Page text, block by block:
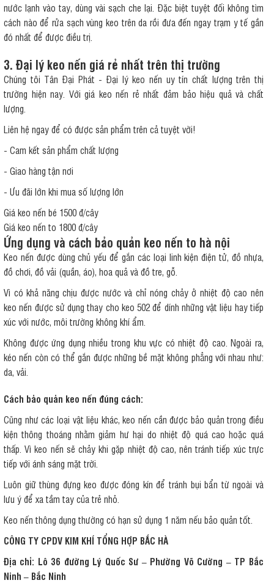
nước lạnh vào tay, dùng vài sạch che lại. Đặc biệt tuyệt đối không tìm
cách nào để rửa sạch vùng keo trên da rồi đưa đến ngay trạm y tế gần
đó nhất để được điều trị.
3. Đại lý keo nến giá rẻ nhất trên thị trường
Chúng tôi Tân Đại Phát - Đại lý keo nến uy tín chất lượng trên thị
trường hiện nay. Với giá keo nến rẻ nhất đảm bảo hiệu quả và chất
lượng.
Liên hệ ngay để có được sản phẩm trên cả tuyệt vời!
- Cam kết sản phẩm chất lượng
- Giao hàng tận nơi
- Ưu đãi lớn khi mua số lượng lớn
Giá keo nến bé 1500 đ/cây
Giá keo nến to 1800 đ/cây
Ứng dụng và cách bảo quản keo nến to hà nội
Keo nến được dùng chủ yếu để gắn các loại linh kiện điện tử, đồ nhựa,
đồ chơi, đồ vải (quần, áo), hoa quả và đồ tre, gỗ.
Vì có khả năng chịu được nước và chỉ nóng chảy ở nhiệt độ cao nên
keo nến được sử dụng thay cho keo 502 để dính những vật liệu hay tiếp
xúc với nước, môi trường không khí ẩm.
Không được ứng dụng nhiều trong khu vực có nhiệt độ cao. Ngoài ra,
kéo nến còn có thể gắn được những bề mặt không phẳng với nhau như:
da, vải.
Cách bảo quản keo nến đúng cách:
Cũng như các loại vật liệu khác, keo nến cần được bảo quản trong điều
kiện thông thoáng nhằm giảm hư hại do nhiệt độ quá cao hoặc quá
thấp. Vì keo nến sẽ chảy khi gặp nhiệt độ cao, nên tránh tiếp xúc trực
tiếp với ánh sáng mặt trời.
Luôn giữ thùng đựng keo được đóng kín để tránh bụi bẩn từ ngoài và
lưu ý để xa tầm tay của trẻ nhỏ.
Keo nến thông dụng thường có hạn sử dụng 1 năm nếu bảo quản tốt.
CÔNG TY CPDV KIM KHÍ TỔNG HỢP BẮC HÀ
Địa chỉ: Lô 36 đường Lý Quốc Sư – Phường Võ Cường – TP Bắc
Ninh – Bắc Ninh